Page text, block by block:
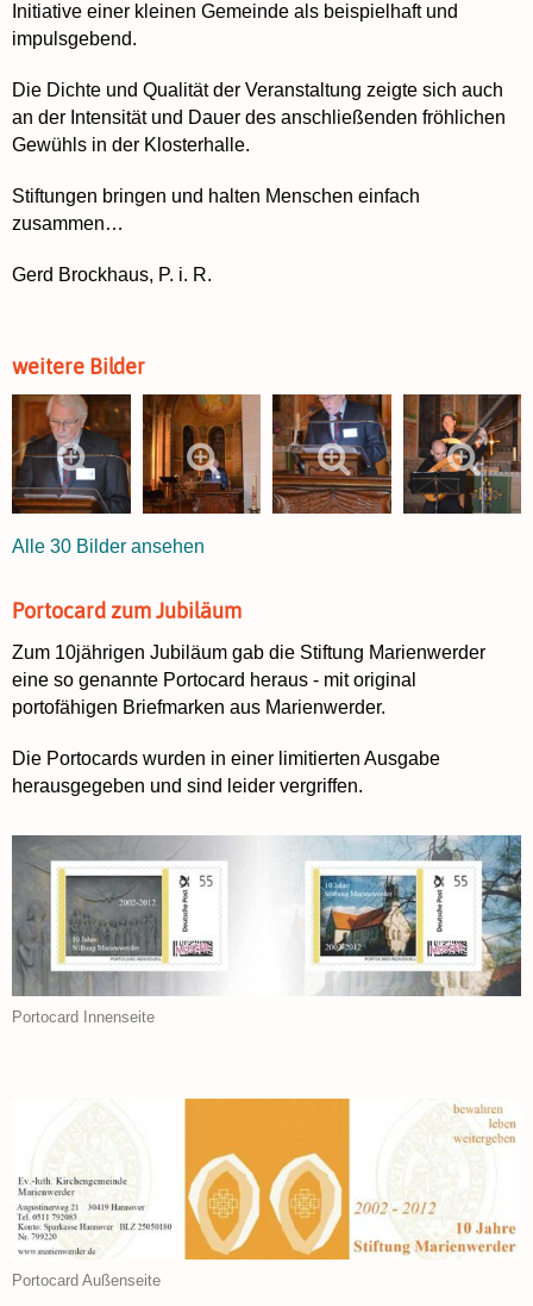
Initiative einer kleinen Gemeinde als beispielhaft und
impulsgebend.
Die Dichte und Qualität der Veranstaltung zeigte sich auch
an der Intensität und Dauer des anschließenden fröhlichen
Gewühls in der Klosterhalle.
Stiftungen bringen und halten Menschen einfach
zusammen…
Gerd Brockhaus, P. i. R.
weitere Bilder
Alle 30 Bilder ansehen
Portocard zum Jubiläum
Zum 10jährigen Jubiläum gab die Stiftung Marienwerder
eine so genannte Portocard heraus - mit original
portofähigen Briefmarken aus Marienwerder.
Die Portocards wurden in einer limitierten Ausgabe
herausgegeben und sind leider vergriffen.
Portocard Innenseite
Portocard Außenseite